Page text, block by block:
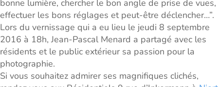
bonne lumière, chercher le bon angle de prise de vues,
effectuer les bons réglages et peut-être déclencher…”.
Lors du vernissage qui a eu lieu le jeudi 8 septembre
2016 à 18h, Jean-Pascal Menard a partagé avec les
résidents et le public extérieur sa passion pour la
photographie.
Si vous souhaitez admirer ses magnifiques clichés,